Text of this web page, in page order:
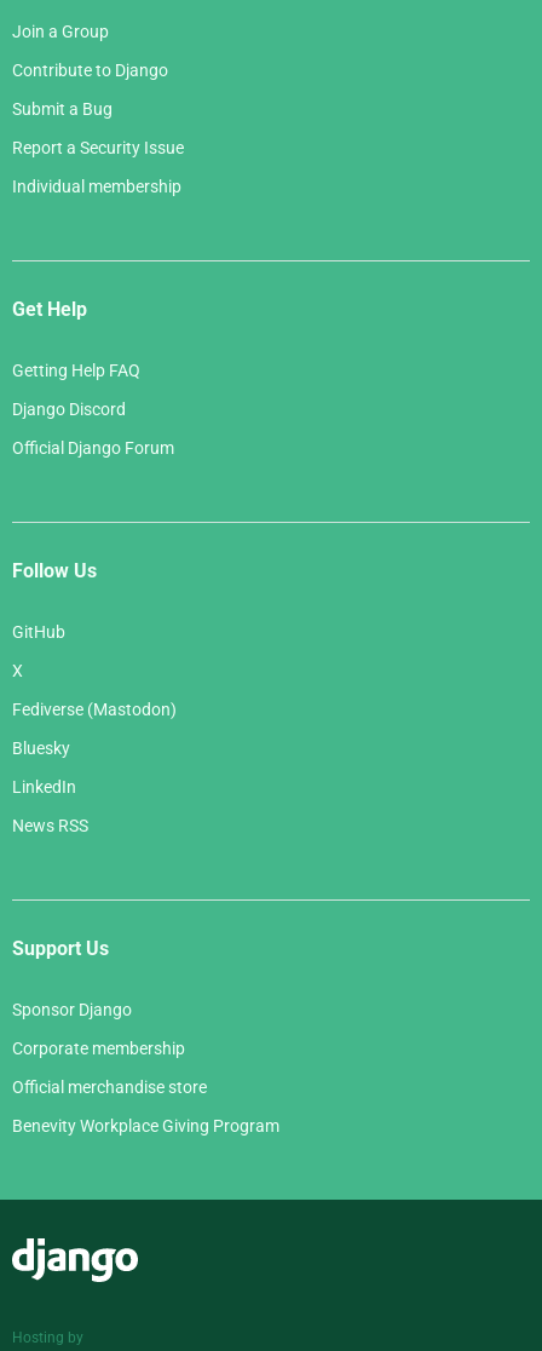
Join a Group
Contribute to Django
Submit a Bug
Report a Security Issue
Individual membership
Get Help
Getting Help FAQ
Django Discord
Official Django Forum
Follow Us
GitHub
X
Fediverse (Mastodon)
Bluesky
LinkedIn
News RSS
Support Us
Sponsor Django
Corporate membership
Official merchandise store
Benevity Workplace Giving Program
Hosting by